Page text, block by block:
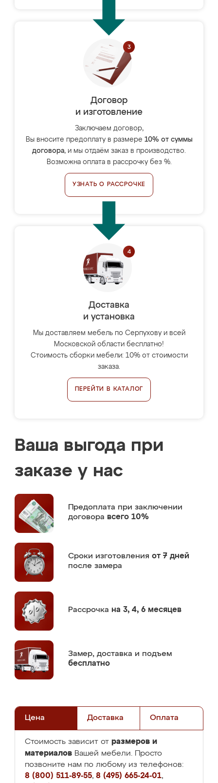
Договор
и изготовление
Заключаем договор,
Вы вносите предоплату в размере 10% от суммы
договора, и мы отдаём заказ в производство.
Возможна оплата в рассрочку без %.
УЗНАТЬ О РАССРОЧКЕ
Доставка
и установка
Мы доставляем мебель по Серпухову и всей
Московской области бесплатно!
Стоимость сборки мебели: 10% от стоимости
заказа.
ПЕРЕЙТИ В КАТАЛОГ
Ваша выгода при
заказе у нас
Предоплата при заключении
договора всего 10%
Сроки изготовления от 7 дней
после замера
Рассрочка на 3, 4, 6 месяцев
Замер, доставка и подъем
бесплатно
Цена Доставка Оплата
Стоимость зависит от размеров и
материалов Вашей мебели. Просто
позвоните нам по любому из телефонов:
8 (800) 511-89-55, 8 (495) 665-24-01,